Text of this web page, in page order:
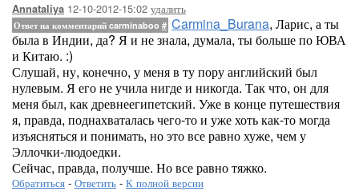
Annataliya 12-10-2012-15:02 удалить
Ответ на комментарий carminaboo # Carmina_Burana, Ларис, а ты
была в Индии, да? Я и не знала, думала, ты больше по ЮВА
и Китаю. :)
Слушай, ну, конечно, у меня в ту пору английский был
нулевым. Я его не учила нигде и никогда. Так что, он для
меня был, как древнеегипетский. Уже в конце путешествия
я, правда, поднахваталась чего-то и уже хоть как-то могда
изъясняться и понимать, но это все равно хуже, чем у
Эллочки-людоедки.
Сейчас, правда, получше. Но все равно тяжко.
Обратиться - Ответить - К полной версии